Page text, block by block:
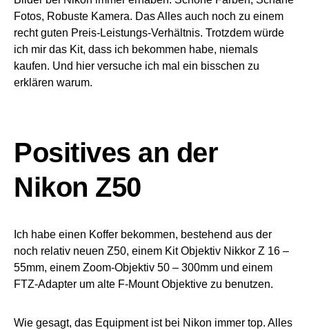
Fotos, Robuste Kamera. Das Alles auch noch zu einem
recht guten Preis-Leistungs-Verhältnis. Trotzdem würde
ich mir das Kit, dass ich bekommen habe, niemals
kaufen. Und hier versuche ich mal ein bisschen zu
erklären warum.
Positives an der
Nikon Z50
Ich habe einen Koffer bekommen, bestehend aus der
noch relativ neuen Z50, einem Kit Objektiv Nikkor Z 16 –
55mm, einem Zoom-Objektiv 50 – 300mm und einem
FTZ-Adapter um alte F-Mount Objektive zu benutzen.
Wie gesagt, das Equipment ist bei Nikon immer top. Alles